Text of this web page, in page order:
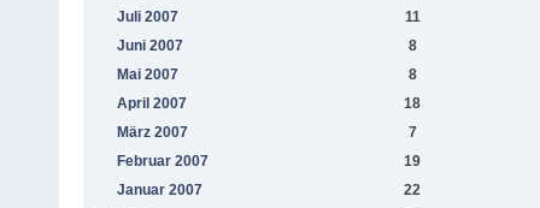
Juli 2007
11
Juni 2007
8
Mai 2007
8
April 2007
18
März 2007
7
Februar 2007
19
Januar 2007
22